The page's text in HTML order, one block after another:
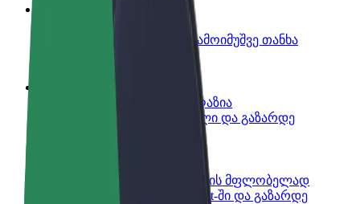
გახდი კურიერი
შეასრულე შეკვეთები და გამოიმუშვე თანხა
დაამატე რესტორანი ან მაღაზია
მოიზიდე მეტი მომხმარებელი და გაზარდე
დარეგისტრირდი ავტოპარკის მფლობელად
დაამატე შენი ავტოპარკი Bolt-ში და გაზარდე